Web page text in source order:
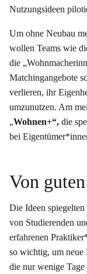
Nutzungsideen
Um ohne Neubau
wollen Teams wie
die
Matchingangebote
verlieren, ihr
umzunutzen. Am
„Wohnen+“, die
bei
Von
Die Ideen
von Studierenden
erfahrenen
so wichtig, um neue
die nur wenige